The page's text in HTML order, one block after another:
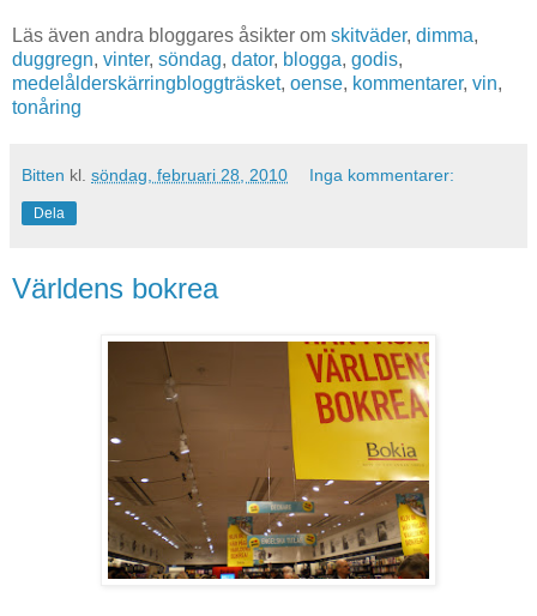
Läs även andra bloggares åsikter om skitväder, dimma,
duggregn, vinter, söndag, dator, blogga, godis,
medelålderskärringbloggträsket, oense, kommentarer, vin,
tonåring
Bitten kl. söndag, februari 28, 2010 Inga kommentarer:
Dela
Världens bokrea